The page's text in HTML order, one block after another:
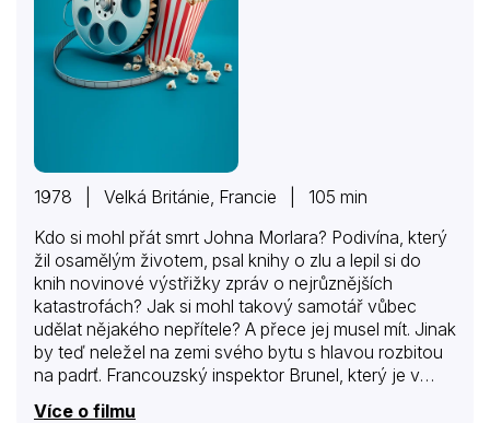
1978 | Velká Británie, Francie | 105 min
Kdo si mohl přát smrt Johna Morlara? Podivína, který
žil osamělým životem, psal knihy o zlu a lepil si do
knih novinové výstřižky zpráv o nejrůznějších
katastrofách? Jak si mohl takový samotář vůbec
udělat nějakého nepřítele? A přece jej musel mít. Jinak
by teď neležel na zemi svého bytu s hlavou rozbitou
na padrť. Francouzský inspektor Brunel, který je v
Více o filmu